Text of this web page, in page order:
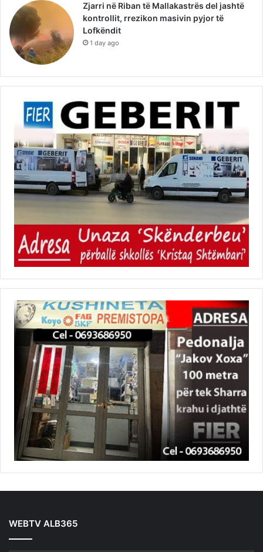
Zjarri në Riban të Mallakastrës del jashtë
kontrollit, rrezikon masivin pyjor të
Lofkëndit
1 day ago
WEBTV ALB365